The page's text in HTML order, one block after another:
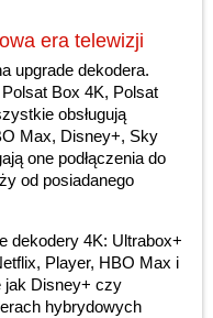
era telewizji
upgrade dekodera.
Box 4K, Polsat
obsługują
Max, Disney+, Sky
one podłączenia do
od posiadanego
dekodery 4K: Ultrabox+
Player, HBO Max i
jak Disney+ czy
hybrydowych